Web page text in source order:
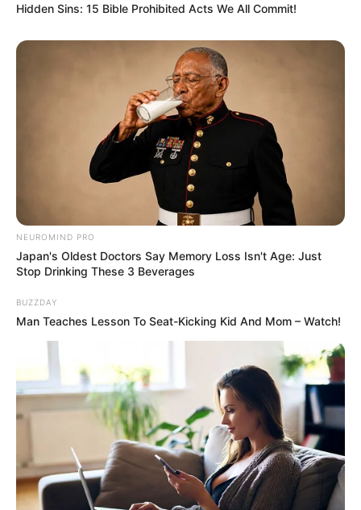
Hidden Sins: 15 Bible Prohibited Acts We All Commit!
NEUROMIND PRO
Japan's Oldest Doctors Say Memory Loss Isn't Age: Just
Stop Drinking These 3 Beverages
BUZZDAY
Man Teaches Lesson To Seat-Kicking Kid And Mom – Watch!